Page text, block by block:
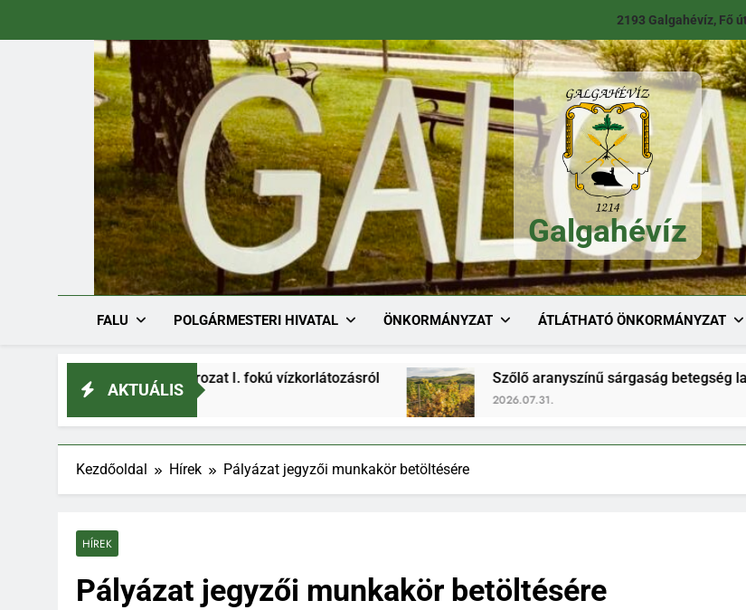
2193 Galgahévíz, Fő
Galgahévíz
Galgahévíz
FALU POLGÁRMESTERI HIVATAL ÖNKORMÁNYZAT ÁTLÁTHATÓ ÖNKORMÁNYZAT
AKTUÁLIS
1536-1/2026. határozat I. fokú vízkorlátozásról Szőlő aranyszínű sárgaság betegség lakossági
2026.07.31.
Kezdőoldal Hírek Pályázat jegyzői munkakör betöltésére
HÍREK
Pályázat jegyzői munkakör betöltésére